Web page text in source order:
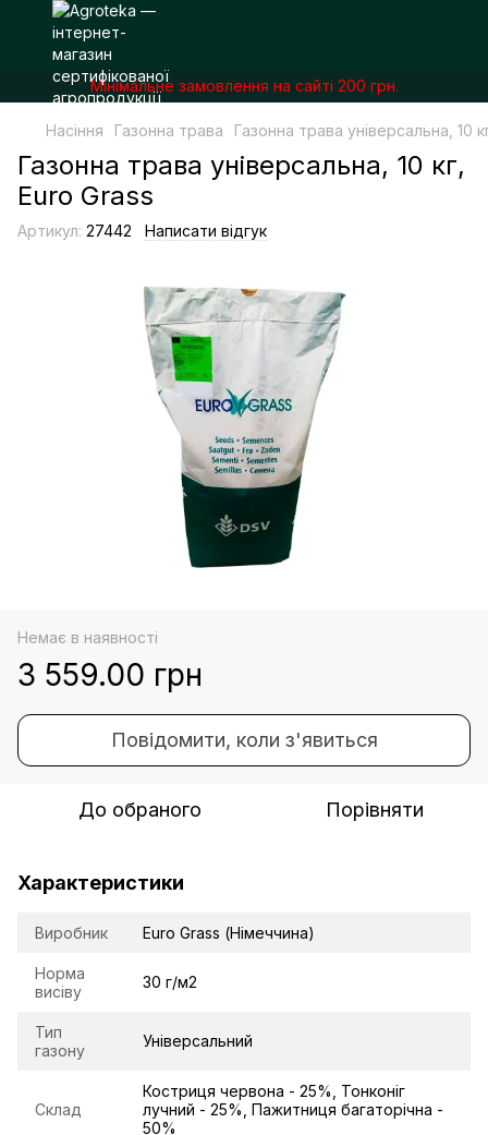
Мінімальне замовлення на сайті 200 грн.
Насіння Газонна трава Газонна трава універсальна, 10
Газонна трава універсальна, 10 кг,
Euro Grass
Артикул: 27442 Написати відгук
Немає в наявності
3 559.00 грн
Повідомити, коли з'явиться
До обраного Порівняти
Характеристики
Виробник Euro Grass (Німеччина)
Норма
висіву
30 г/м2
Тип
газону
Універсальний
Склад
Костриця червона - 25%, Тонконіг
лучний - 25%, Пажитниця багаторічна -
50%